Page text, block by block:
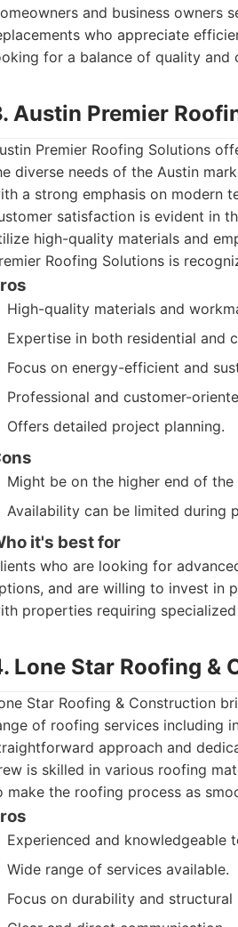
and business owners
who appreciate
for a balance of quality and
Austin Premier
Premier Roofing Solutions
diverse needs of the Austin
a strong emphasis on modern
satisfaction is evident in
high-quality materials and
Roofing Solutions is
High-quality materials and
Expertise in both residential and
Focus on energy-efficient and
Professional and customer-
Offers detailed project planning.
Might be on the higher end of
Availability can be limited during
it's best for
who are looking for
and are willing to invest in
properties requiring
Lone Star Roofing &
Star Roofing & Construction
of roofing services including
approach and
is skilled in various roofing
make the roofing process as
Experienced and knowledgeable
Wide range of services available.
Focus on durability and structural